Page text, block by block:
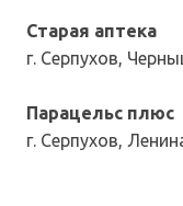
Старая аптека
г. Серпухов,
Парацельс плюс
г. Серпухов,